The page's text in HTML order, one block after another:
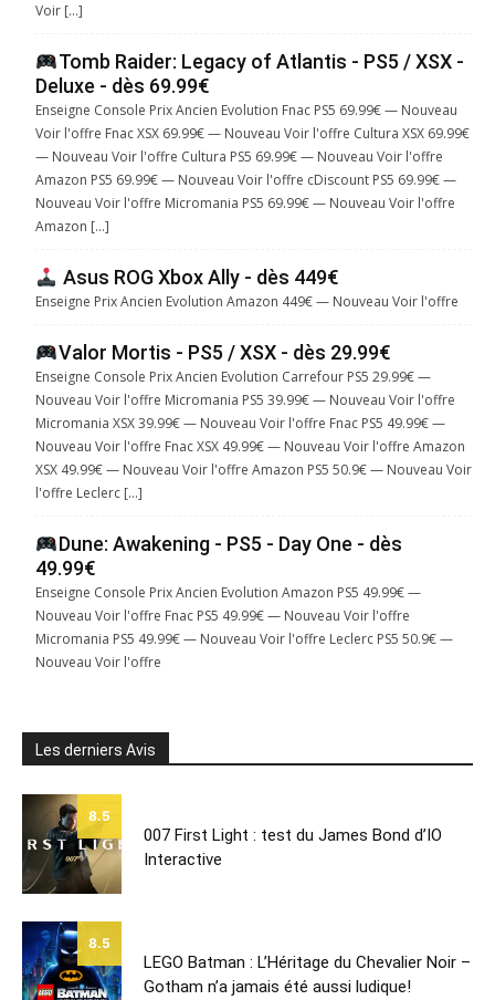
Voir […]
Tomb Raider: Legacy of Atlantis - PS5 / XSX -
Deluxe - dès 69.99€
Enseigne Console Prix Ancien Evolution Fnac PS5 69.99€ — Nouveau
Voir l'offre Fnac XSX 69.99€ — Nouveau Voir l'offre Cultura XSX 69.99€
— Nouveau Voir l'offre Cultura PS5 69.99€ — Nouveau Voir l'offre
Amazon PS5 69.99€ — Nouveau Voir l'offre cDiscount PS5 69.99€ —
Nouveau Voir l'offre Micromania PS5 69.99€ — Nouveau Voir l'offre
Amazon […]
Asus ROG Xbox Ally - dès 449€
Enseigne Prix Ancien Evolution Amazon 449€ — Nouveau Voir l'offre
Valor Mortis - PS5 / XSX - dès 29.99€
Enseigne Console Prix Ancien Evolution Carrefour PS5 29.99€ —
Nouveau Voir l'offre Micromania PS5 39.99€ — Nouveau Voir l'offre
Micromania XSX 39.99€ — Nouveau Voir l'offre Fnac PS5 49.99€ —
Nouveau Voir l'offre Fnac XSX 49.99€ — Nouveau Voir l'offre Amazon
XSX 49.99€ — Nouveau Voir l'offre Amazon PS5 50.9€ — Nouveau Voir
l'offre Leclerc […]
Dune: Awakening - PS5 - Day One - dès
49.99€
Enseigne Console Prix Ancien Evolution Amazon PS5 49.99€ —
Nouveau Voir l'offre Fnac PS5 49.99€ — Nouveau Voir l'offre
Micromania PS5 49.99€ — Nouveau Voir l'offre Leclerc PS5 50.9€ —
Nouveau Voir l'offre
Les derniers Avis
8.5
007 First Light : test du James Bond d’IO
Interactive
8.5
LEGO Batman : L’Héritage du Chevalier Noir –
Gotham n’a jamais été aussi ludique!